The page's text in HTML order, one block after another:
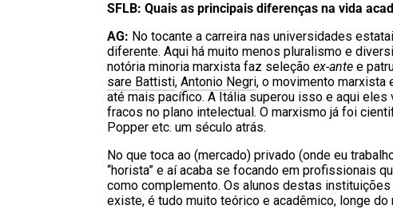
SFLB: Quais as principais diferenças na vida
AG: No tocante a carreira nas universidades
diferente. Aqui há muito menos pluralismo e
notória minoria marxista faz seleçãoex-ante e
sare Battisti,Antonio Negri, o movimento marxista
até mais pacífico. A Itália superou isso e aqui
fracos no plano intelectual. O marxismo já foi
Popper etc. um século atrás.
No que toca ao (mercado) privado (onde eu
“horista” e aí acaba se focando em profissionais
como complemento. Os alunos destas
existe, é tudo muito teórico e acadêmico, longe do